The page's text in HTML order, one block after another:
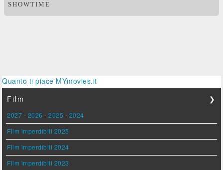
SHOWTIME
Quanto ti piace MYmovies.it
Film
❯
2027 - 2026 -2025 - 2024
Film imperdibili 2025
Film imperdibili 2024
Film imperdibili 2023